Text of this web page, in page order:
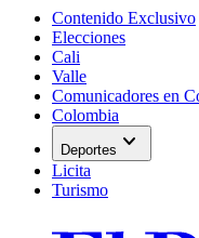
Contenido Exclusivo
Elecciones
Cali
Valle
Comunicadores en
Colombia
Deportes expand_more
Licita
Turismo